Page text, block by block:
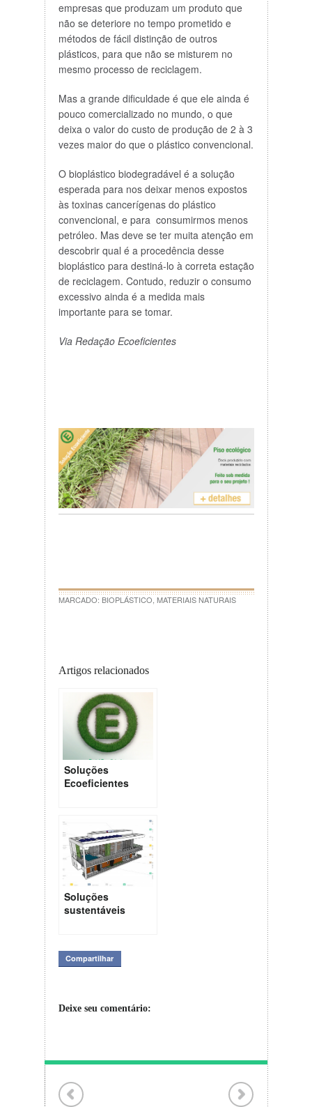
empresas que produzam um produto que
não se deteriore no tempo prometido e
métodos de fácil distinção de outros
plásticos, para que não se misturem no
mesmo processo de reciclagem.
Mas a grande dificuldade é que ele ainda é
pouco comercializado no mundo, o que
deixa o valor do custo de produção de 2 à 3
vezes maior do que o plástico convencional.
O bioplástico biodegradável é a solução
esperada para nos deixar menos expostos
às toxinas cancerígenas do plástico
convencional, e para consumirmos menos
petróleo. Mas deve se ter muita atenção em
descobrir qual é a procedência desse
bioplástico para destiná-lo à correta estação
de reciclagem. Contudo, reduzir o consumo
excessivo ainda é a medida mais
importante para se tomar.
Via Redação Ecoeficientes
MARCADO: BIOPLÁSTICO MATERIAIS NATURAIS
Artigos relacionados
Soluções
Ecoeficientes
Soluções
sustentáveis
São Paulo
Compartilhar
Deixe seu comentário: